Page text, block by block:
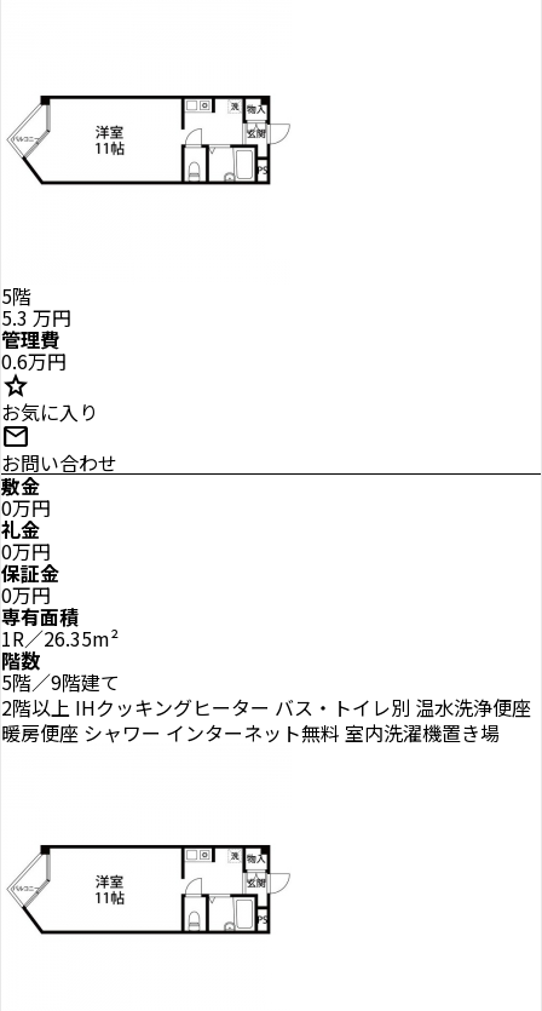
5階
5.3 万円
管理費
0.6万円
star
お気に入り
mail
お問い合わせ
敷金
0万円
礼金
0万円
保証金
0万円
専有面積
1R／26.35m²
階数
5階／9階建て
2階以上 IHクッキングヒーター バス・トイレ別 温水洗浄便座
暖房便座 シャワー インターネット無料 室内洗濯機置き場